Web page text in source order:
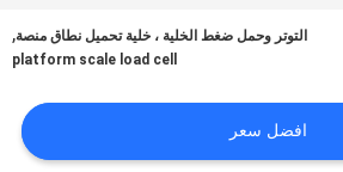
التوتر وحمل ضغط الخلية ، خلية تحميل نطاق منصة,
platform scale load cell
افضل سعر